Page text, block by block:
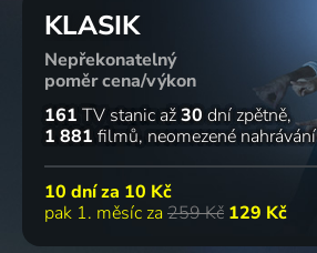
KLASIK
Nepřekonatelný
poměr cena/výkon
161 TV stanic až30 dní zpětně
1 881 filmů neomezené nahrávání
10 dní za 10 Kč
pak 1. měsíc za 259 Kč 129 Kč